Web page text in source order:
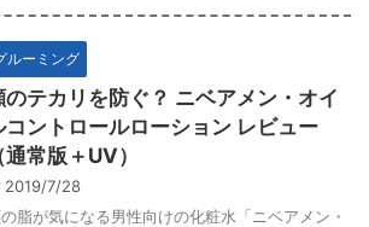
ルーミング
のテカリを防ぐ？ ニベアメン・オイ
コントロールローション レビュー
通常版＋UV）
2019/7/28
脂が気になる男性向けの化粧水「ニベアメン・